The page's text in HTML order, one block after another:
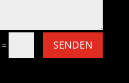
= SENDEN